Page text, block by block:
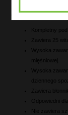
Kompletny
Zawiera 25
Wysoka
mięśniowej.
Wysoka
dziennego
Zawiera
Odpowiedni
Nie zawiera